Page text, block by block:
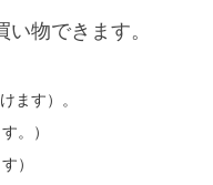
物できます。
ます）。
。）
）